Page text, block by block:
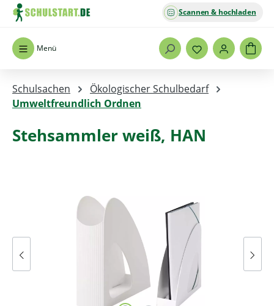
Zum Hauptinhalt springen
Menü
Scannen & hochladen
Schulsachen
Ökologischer Schulbedarf
Umweltfreundlich Ordnen
Stehsammler weiß, HAN